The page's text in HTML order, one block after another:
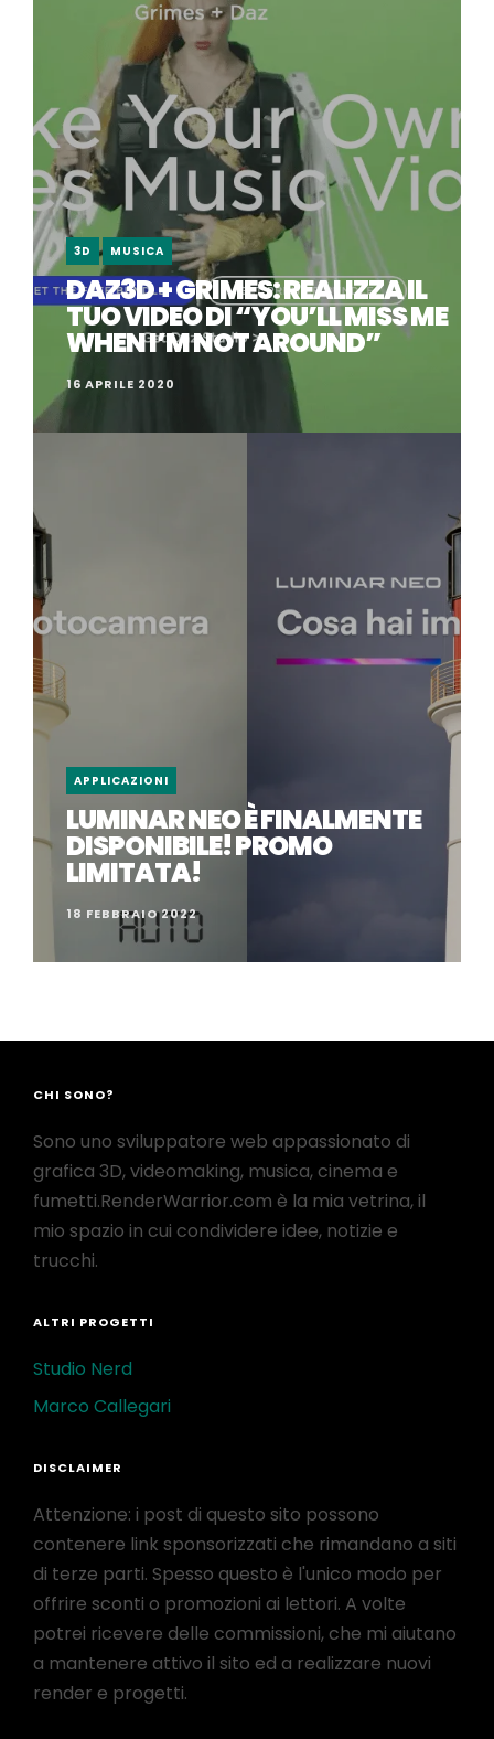
3D MUSICA
DAZ3D + GRIMES: REALIZZA IL
TUO VIDEO DI “YOU’LL MISS ME
WHEN I’M NOT AROUND”
16 APRILE 2020
APPLICAZIONI
LUMINAR NEO È FINALMENTE
DISPONIBILE! PROMO
LIMITATA!
18 FEBBRAIO 2022
CHI SONO?
Sono uno sviluppatore web appassionato di
grafica 3D, videomaking, musica, cinema e
fumetti.RenderWarrior.com è la mia vetrina, il
mio spazio in cui condividere idee, notizie e
trucchi.
ALTRI PROGETTI
Studio Nerd
Marco Callegari
DISCLAIMER
Attenzione: i post di questo sito possono
contenere link sponsorizzati che rimandano a siti
di terze parti. Spesso questo è l'unico modo per
offrire sconti o promozioni ai lettori. A volte
potrei ricevere delle commissioni, che mi aiutano
a mantenere attivo il sito ed a realizzare nuovi
render e progetti.